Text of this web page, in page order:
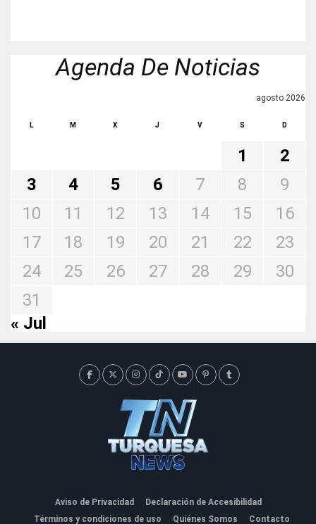
Agenda De Noticias
agosto 2026
L M X J V S D
1
2
3
4 5 6 7 8
9
10
11 12 13 14 15
16
17
18 19 20 21 22
23
24
25 26 27 28 29
30
31
« Jul
Aviso de Privacidad
Declaración de Accesibilidad
Términos y condiciones de uso
Quiénes Somos Contacto